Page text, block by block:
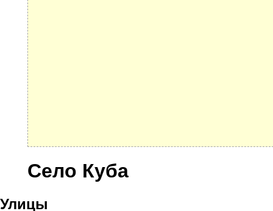
Село Куба
Улицы